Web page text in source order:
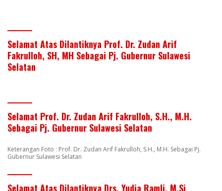
Selamat Atas Dilantiknya Prof. Dr. Zudan Arif
Fakrulloh, SH, MH Sebagai Pj. Gubernur Sulawesi
Selatan
Selamat Prof. Dr. Zudan Arif Fakrulloh, S.H., M.H.
Sebagai Pj. Gubernur Sulawesi Selatan
Keterangan Foto : Prof. Dr. Zudan Arif Fakrulloh, S.H., M.H. Sebagai Pj.
Gubernur Sulawesi Selatan
Selamat Atas Dilantiknya Drs. Yudia Ramli, M.Si